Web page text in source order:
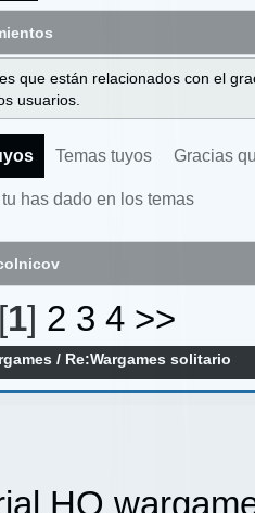
que están relacionados con el
usuarios.
Temas tuyos Gracias
has dado en los temas
1] 2 3 4 >>
/ Re:Wargames solitario
HQ